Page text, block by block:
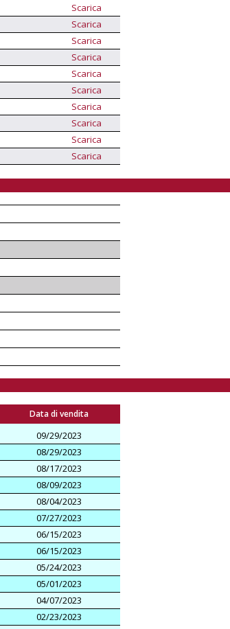
Scarica
Scarica
Scarica
Scarica
Scarica
Scarica
Scarica
Scarica
Scarica
Scarica
Data di vendita
09/29/2023
08/29/2023
08/17/2023
08/09/2023
08/04/2023
07/27/2023
06/15/2023
06/15/2023
05/24/2023
05/01/2023
04/07/2023
02/23/2023